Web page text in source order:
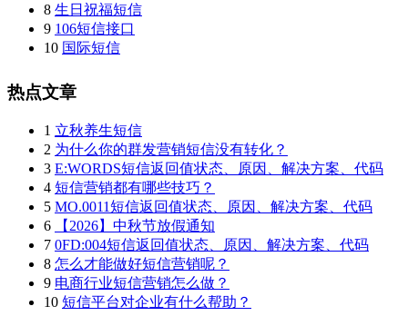
8 生日祝福短信
9 106短信接口
10 国际短信
热点文章
1 立秋养生短信
2 为什么你的群发营销短信没有转化？
3 E:WORDS短信返回值状态、原因、解决方案、代码
4 短信营销都有哪些技巧？
5 MO.0011短信返回值状态、原因、解决方案、代码
6
【2026】中秋节放假通知
7 0FD:004短信返回值状态、原因、解决方案、代码
8 怎么才能做好短信营销呢？
9 电商行业短信营销怎么做？
10 短信平台对企业有什么帮助？